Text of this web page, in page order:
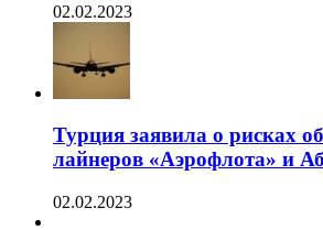
02.02.2023
Турция заявила о рисках
лайнеров «Аэрофлота» и
02.02.2023